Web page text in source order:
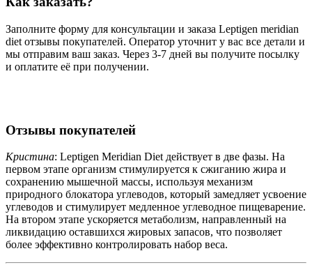
Заполните форму для консультации и заказа Leptigen meridian
diet отзывы покупателей. Оператор уточнит у вас все детали и
мы отправим ваш заказ. Через 3-7 дней вы получите посылку
и оплатите её при получении.
Отзывы покупателей
Кристина: Leptigen Meridian Diеt действует в две фазы. На
первом этапе организм стимулируется к сжиганию жира и
сохранению мышечной массы, используя механизм
природного блокатора углеводов, который замедляет усвоение
углеводов и стимулирует медленное углеводное пищеварение.
На втором этапе ускоряется метаболизм, направленный на
ликвидацию оставшихся жировых запасов, что позволяет
более эффективно контролировать набор веса.